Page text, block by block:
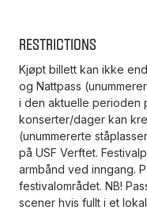
Restrictions
Kjøpt billett kan ikke
og Nattpass
i den aktuelle perioden
konserter/dager kan
(unummererte
på USF Verftet.
armbånd ved inngang.
festivalområdet. NB!
scener hvis fullt i et